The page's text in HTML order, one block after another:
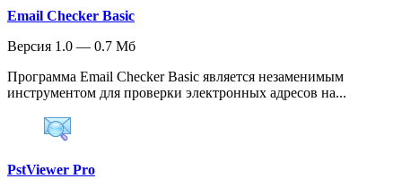
Email Checker Basic
Версия 1.0 — 0.7 Мб
Программа Email Checker Basic является незаменимым
инструментом для проверки электронных адресов на...
PstViewer Pro